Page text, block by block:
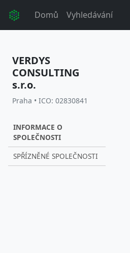
Domů Vyhledávání
VERDYS
CONSULTING
s.r.o.
Praha • ICO: 02830841
INFORMACE O
SPOLEČNOSTI
SPŘÍZNĚNÉ SPOLEČNOSTI